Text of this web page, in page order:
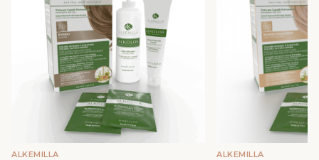
ALKEMILLA ALKEMILLA